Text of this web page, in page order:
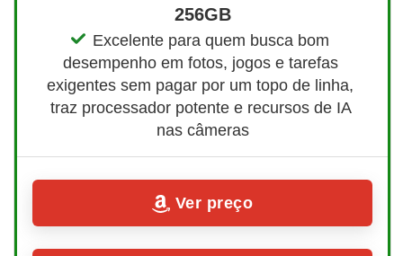
256GB
Excelente para quem busca bom
desempenho em fotos, jogos e tarefas
exigentes sem pagar por um topo de linha,
traz processador potente e recursos de IA
nas câmeras
Ver preço